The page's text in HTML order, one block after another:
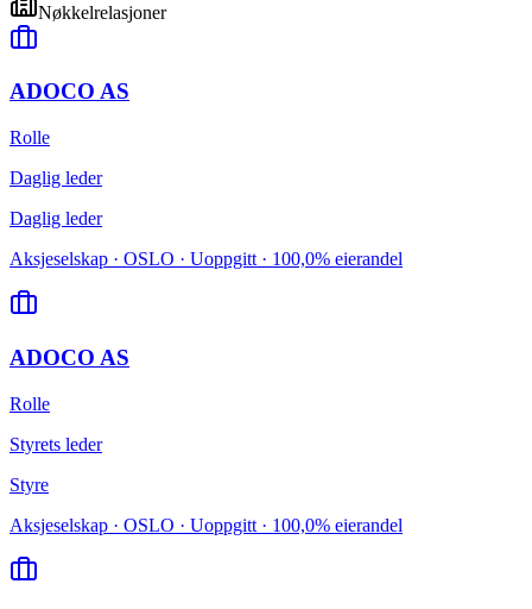
Nøkkelrelasjoner
ADOCO AS
Rolle
Daglig leder
Daglig leder
Aksjeselskap · OSLO · Uoppgitt · 100,0% eierandel
ADOCO AS
Rolle
Styrets leder
Styre
Aksjeselskap · OSLO · Uoppgitt · 100,0% eierandel